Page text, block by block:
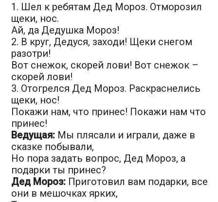
1. Шел к ребятам Дед Мороз. Отморозил
щеки, нос.
Ай, да Дедушка Мороз!
2. В круг, Дедуся, заходи! Щеки снегом
разотри!
Вот снежок, скорей лови! Вот снежок –
скорей лови!
3. Отогрелся Дед Мороз. Раскраснелись
щеки, нос!
Покажи нам, что принес! Покажи нам что
принес!
Ведущая: Мы плясали и играли, даже в
сказке побывали,
Но пора задать вопрос, Дед Мороз, а
подарки ты принес?
Дед Мороз: Приготовил вам подарки, все
они в мешочках ярких,